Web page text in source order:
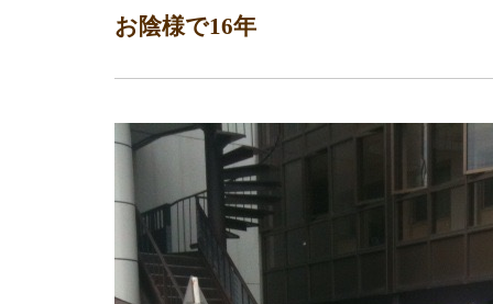
お陰様で16年